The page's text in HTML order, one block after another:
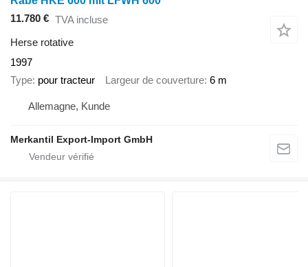
11.780 € TVA incluse
Herse rotative
1997
Type pour tracteur Largeur de couverture 6 m
Allemagne, Kunde
Merkantil Export-Import GmbH